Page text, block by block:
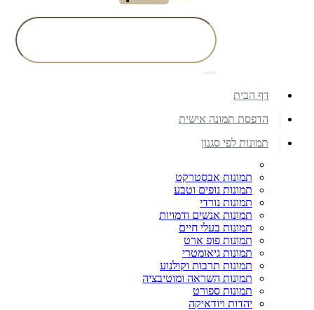
דף הבית
הדפסת תמונה אישית
תמונות לפי סגנון
תמונות אבסטרקט
תמונות נופים וטבע
תמונות נורדי
תמונות אנשים ודמויות
תמונות בעלי חיים
תמונות פופ ארט
תמונות גיאומטרי
תמונות תרבות וקולנוע
תמונות השראה ומוטיבציה
תמונות ספורט
יהדות ויודאיקה